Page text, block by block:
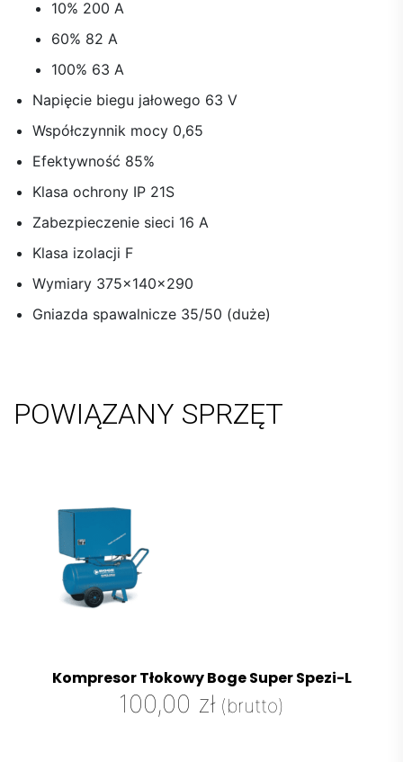
10% 200 A
60% 82 A
100% 63 A
Napięcie biegu jałowego 63 V
Współczynnik mocy 0,65
Efektywność 85%
Klasa ochrony IP 21S
Zabezpieczenie sieci 16 A
Klasa izolacji F
Wymiary 375x140x290
Gniazda spawalnicze 35/50 (duże)
POWIĄZANY SPRZĘT
Kompresor Tłokowy Boge Super Spezi-L
100,00 zł (brutto)